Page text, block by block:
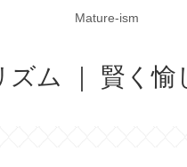
Mature-ism
ム ｜ 賢く